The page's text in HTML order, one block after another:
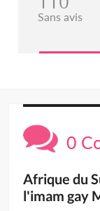
Sans avis
0
Afrique du
l'imam gay